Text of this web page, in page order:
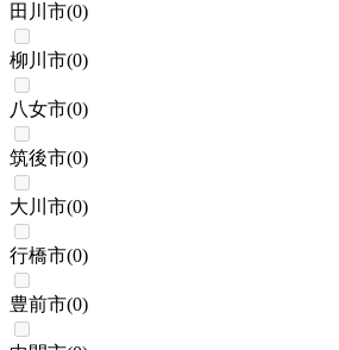
田川市(0)
柳川市(0)
八女市(0)
筑後市(0)
大川市(0)
行橋市(0)
豊前市(0)